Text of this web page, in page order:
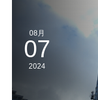
08月
07
2024